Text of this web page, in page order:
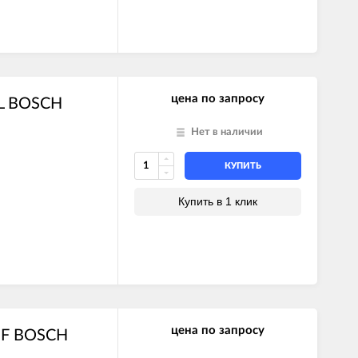
BOSCH цена по запросу
Нет в наличии
КУПИТЬ
Купить в 1 клик
BOSCH цена по запросу